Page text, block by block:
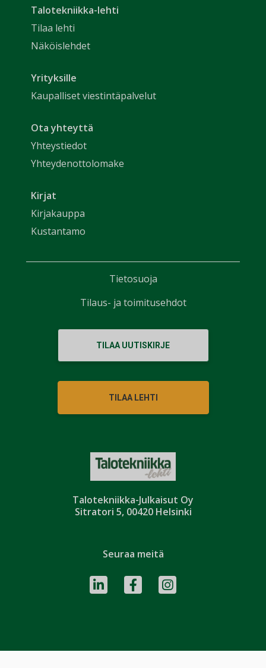
Talotekniikka-Julkaisut Oy
Sitratori 5, 00420 Helsinki
Talotekniikka-lehti
Tilaa lehti
Näköislehdet
Yrityksille
Kaupalliset viestintäpalvelut
Ota yhteyttä
Yhteystiedot
Yhteydenottolomake
Kirjat
Kirjakauppa
Kustantamo
TILAA UUTISKIRJE
TILAA LEHTI
Seuraa meitä
Tietosuoja
Tilaus- ja toimitusehdot